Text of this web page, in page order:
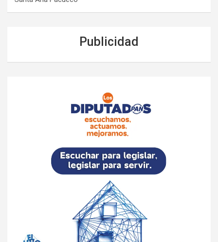
Publicidad